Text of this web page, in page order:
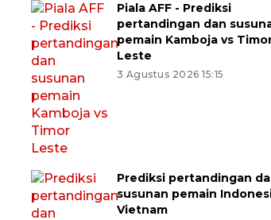
Piala AFF - Prediksi
pertandingan dan
pemain Kamboja vs
Leste
3 Agustus 2026 15:15
Prediksi pertandingan
susunan pemain
Vietnam